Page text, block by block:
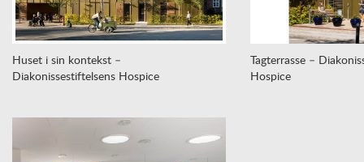
Huset i sin kontekst –
Diakonissestiftelsens Hospice
Tagterrasse –
Hospice